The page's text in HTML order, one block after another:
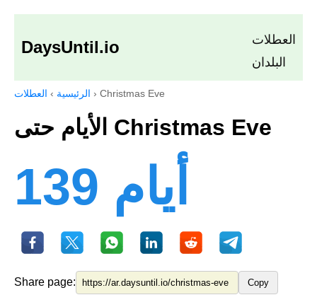
DaysUntil.io
العطلات
البلدان
الرئيسية › العطلات › Christmas Eve
الأيام حتى Christmas Eve
139 أيام
Share page: Copy